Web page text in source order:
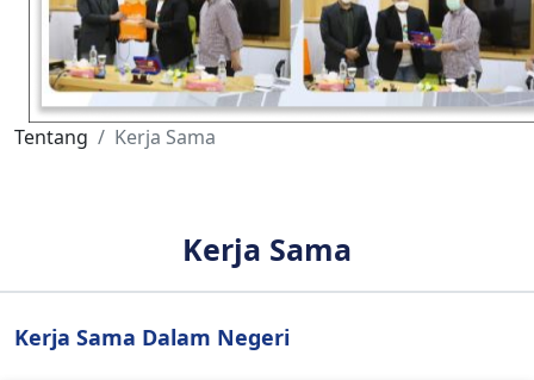
Tentang Kerja Sama
Kerja Sama
Kerja Sama Dalam Negeri